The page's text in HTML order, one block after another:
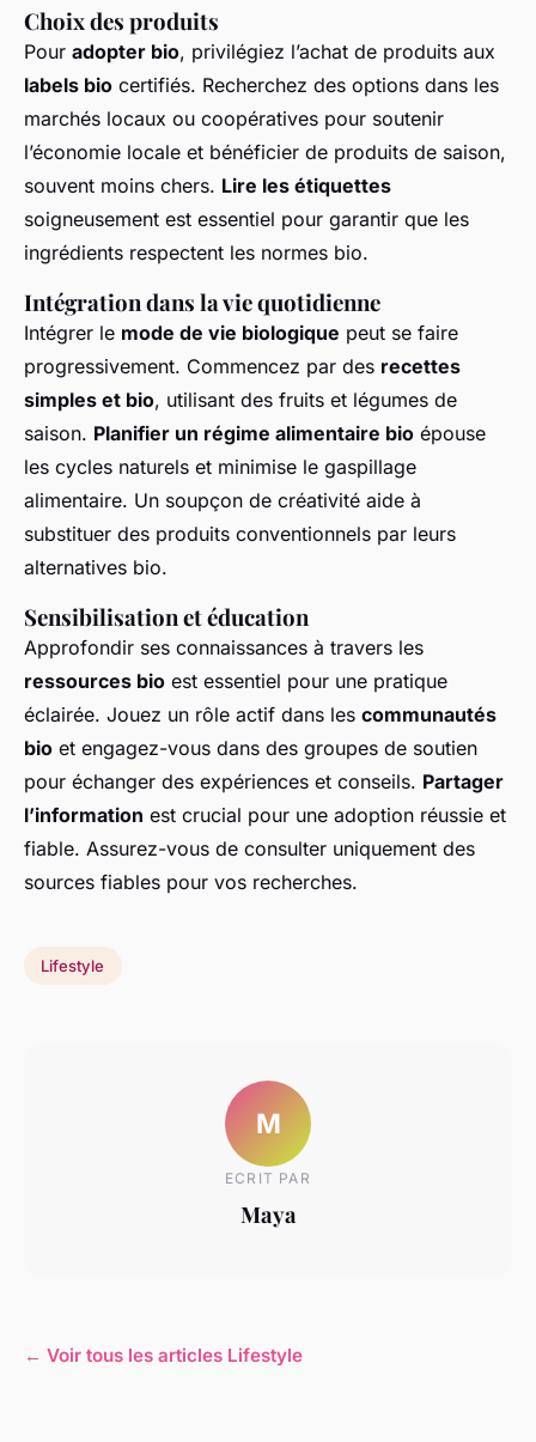
Choix des produits
Pour adopter bio, privilégiez l’achat de produits aux
labels bio certifiés. Recherchez des options dans les
marchés locaux ou coopératives pour soutenir
l’économie locale et bénéficier de produits de saison,
souvent moins chers. Lire les étiquettes
soigneusement est essentiel pour garantir que les
ingrédients respectent les normes bio.
Intégration dans la vie quotidienne
Intégrer le mode de vie biologique peut se faire
progressivement. Commencez par des recettes
simples et bio, utilisant des fruits et légumes de
saison. Planifier un régime alimentaire bio épouse
les cycles naturels et minimise le gaspillage
alimentaire. Un soupçon de créativité aide à
substituer des produits conventionnels par leurs
alternatives bio.
Sensibilisation et éducation
Approfondir ses connaissances à travers les
ressources bio est essentiel pour une pratique
éclairée. Jouez un rôle actif dans les communautés
bio et engagez-vous dans des groupes de soutien
pour échanger des expériences et conseils. Partager
l’information est crucial pour une adoption réussie et
fiable. Assurez-vous de consulter uniquement des
sources fiables pour vos recherches.
Lifestyle
M
ECRIT PAR
Maya
← Voir tous les articles Lifestyle